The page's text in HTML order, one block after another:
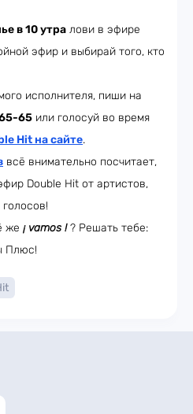
в 10 утра лови в эфире
эфир и выбирай того, кто
исполнителя, пиши на
65 или голосуй во время
Hit на сайте.
всё внимательно посчитает,
Double Hit от артистов,
же ¡ vamos !? Решать тебе:
Плюс!